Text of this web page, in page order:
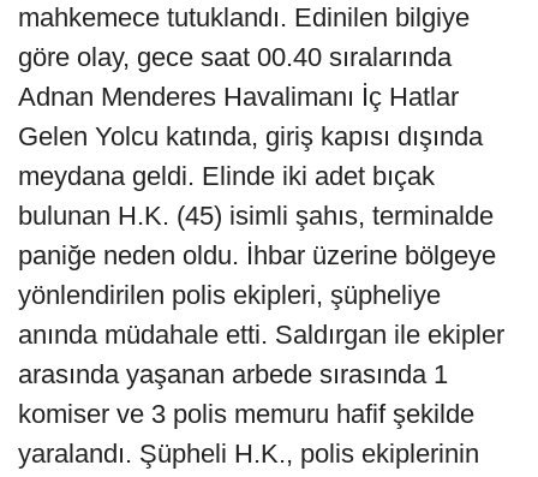
mahkemece tutuklandı. Edinilen bilgiye
göre olay, gece saat 00.40 sıralarında
Adnan Menderes Havalimanı İç Hatlar
Gelen Yolcu katında, giriş kapısı dışında
meydana geldi. Elinde iki adet bıçak
bulunan H.K. (45) isimli şahıs, terminalde
paniğe neden oldu. İhbar üzerine bölgeye
yönlendirilen polis ekipleri, şüpheliye
anında müdahale etti. Saldırgan ile ekipler
arasında yaşanan arbede sırasında 1
komiser ve 3 polis memuru hafif şekilde
yaralandı. Şüpheli H.K., polis ekiplerinin